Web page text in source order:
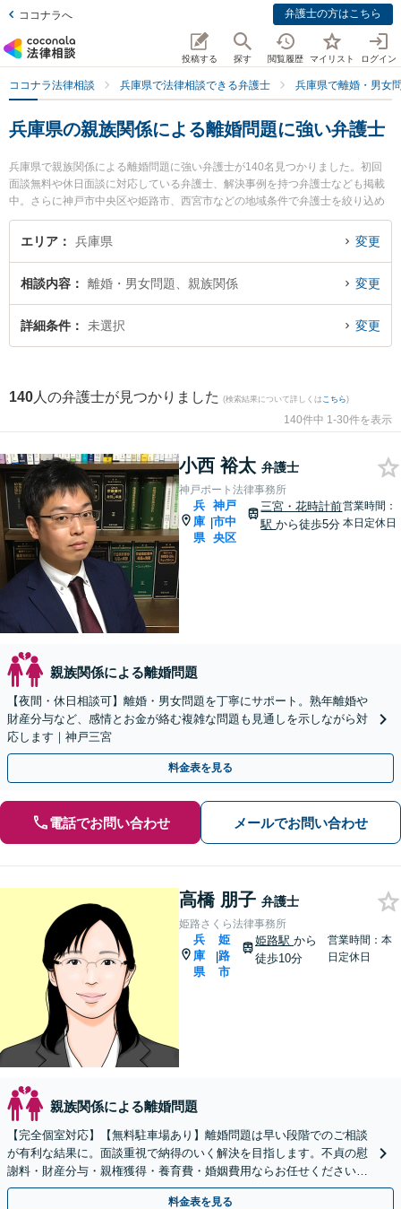
ココナラへ 弁護士の方はこちら
投稿する 探す 閲覧履歴 マイリスト ログイン
ココナラ法律相談 兵庫県で法律相談できる弁護士 兵庫県で離婚・男女
兵庫県の親族関係による離婚問題に強い弁護士
兵庫県で親族関係による離婚問題に強い弁護士が140名見つかりました。初回
面談無料や休日面談に対応している弁護士、解決事例を持つ弁護士なども掲載
中。さらに神戸市中央区や姫路市、西宮市などの地域条件で弁護士を絞り込め
ます。離婚・男女問題に関係する財産分与や養育費、親権等の細かな分野での
絞り込み検索もでき便利です。特に神戸ポート法律事務所の小西 裕太弁護士や
『兵庫県で土日や夜間に発生した親族関係による離婚問題のトラブルを今すぐ
に弁護士に相談したい』『親族関係による離婚問題のトラブル解決の実績豊富
な近くの弁護士を検索したい』『初回相談無料で親族関係による離婚問題を法
エリア 兵庫県 変更
相談内容 離婚・男女問題、親族関係 変更
詳細条件 未選択 変更
140 人の弁護士が見つかりました (検索結果について詳しくは こちら)
140件中 1-30件を表示
小西 裕太 弁護士
神戸ポート法律事務所
兵
庫
県
|
神戸
市中
央区
三宮・花時計前
駅から徒歩5分
営業時間：
本日定休日
親族関係による離婚問題
【夜間・休日相談可】離婚・男女問題を丁寧にサポート。熟年離婚や
財産分与など、感情とお金が絡む複雑な問題も見通しを示しながら対
応します｜神戸三宮
料金表を見る
電話でお問い合わせ メールでお問い合わせ
高橋 朋子 弁護士
姫路さくら法律事務所
兵
庫
県
|
姫
路
市
姫路駅 から
徒歩10分
営業時間：本
日定休日
親族関係による離婚問題
【完全個室対応】【無料駐車場あり】離婚問題は早い段階でのご相談
が有利な結果に。面談重視で納得のいく解決を目指します。不貞の慰
謝料・財産分与・親権獲得・養育費・婚姻費用ならお任せください。
まずは事務所での面談にお越しください。
料金表を見る